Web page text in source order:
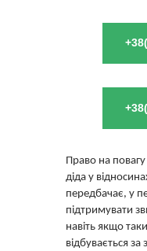
Право на
діда у
передбачає, у
підтримувати
навіть якщо
відбувається